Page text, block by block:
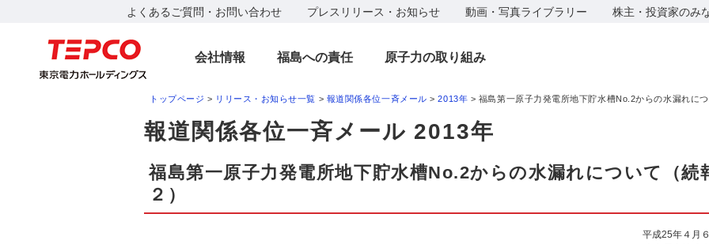
よくあるご質問・お問い合わせ プレスリリース・お知らせ 動画・写真ライブラリー 株主・投資家のみ
会社情報 福島への責任 原子力の取り組み
トップページ > リリース・お知らせ一覧 > 報道関係各位一斉メール >2013年 > 福島第一原子力発電所地下貯水槽No.2からの水漏れにつ
報道関係各位一斉メール 2013年
福島第一原子力発電所地下貯水槽No.2からの水漏れについて（続
２）
平成25年４月